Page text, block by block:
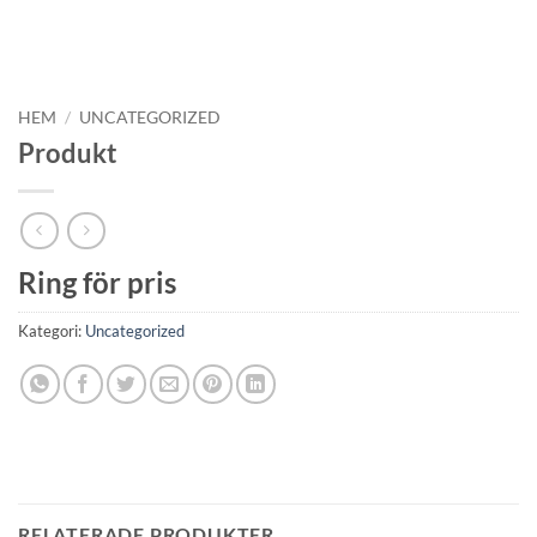
HEM / UNCATEGORIZED
Produkt
Ring för pris
Kategori: Uncategorized